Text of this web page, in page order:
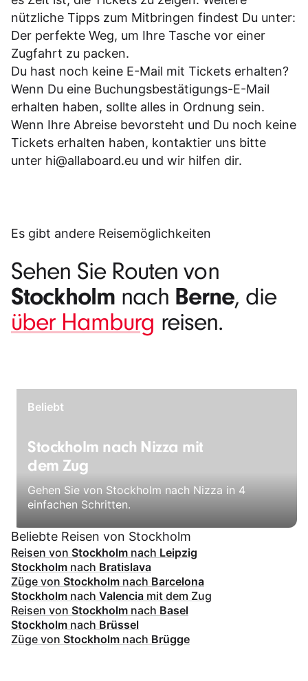
nützliche Tipps zum Mitbringen findest Du unter:
Der perfekte Weg, um Ihre Tasche vor einer
Zugfahrt zu packen.
Du hast noch keine E-Mail mit Tickets erhalten?
Wenn Du eine Buchungsbestätigungs-E-Mail
erhalten haben, sollte alles in Ordnung sein.
Wenn Ihre Abreise bevorsteht und Du noch keine
Tickets erhalten haben, kontaktier uns bitte
unter hi@allaboard.eu und wir hilfen dir.
Es gibt andere Reisemöglichkeiten
Sehen Sie Routen von
Stockholm nach Berne, die
über Hamburg reisen.
Beliebt
Stockholm nach Nizza mit
dem Zug
Gehen Sie von Stockholm nach Nizza in 4
einfachen Schritten.
Beliebte Reisen von Stockholm
Reisen von Stockholm nach Leipzig
Stockholm nach Bratislava
Züge von Stockholm nach Barcelona
Stockholm nach Valencia mit dem Zug
Reisen von Stockholm nach Basel
Stockholm nach Brüssel
Züge von Stockholm nach Brügge